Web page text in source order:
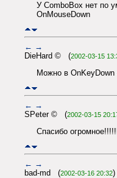
У ComboBox нет по
OnMouseDown
← →
DieHard © (2002-03-15
Можно в OnKeyDown
← →
SPeter © (2002-03-15
Спасибо
← →
bad-md (2002-03-16 20:32)